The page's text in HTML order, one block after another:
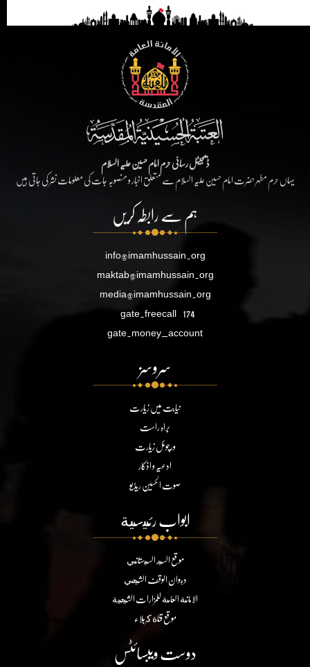
ڈیجیٹل رسائی حرم امام حسین علیہ السلام
یہاں حرم مطہر حضرت امام حسین علیہ السلام سے متعلق اخبار و منصوبہ جات کی معلومات نشر کی جاتی ہیں
ہم سے رابطہ کریں
info@imamhussain.org
maktab@imamhussain.org
media@imamhussain.org
gate.freecall 174
gate.money_account
سروسز
نیابت میں زیارت
براہ راست
ورچوئل زیارت
ادعیہ و اذکار
صوت الحسین ریڈیو
ابواب رئيسية
موقع السيد السيستاني
ديوان الوقف الشيعي
الامانة العامة للمزارات الشيعية
موقع قناة كربلاء
دوست ویبسائٹس